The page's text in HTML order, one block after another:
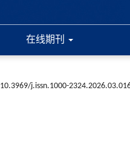
在线期刊
10.3969/j.issn.1000-